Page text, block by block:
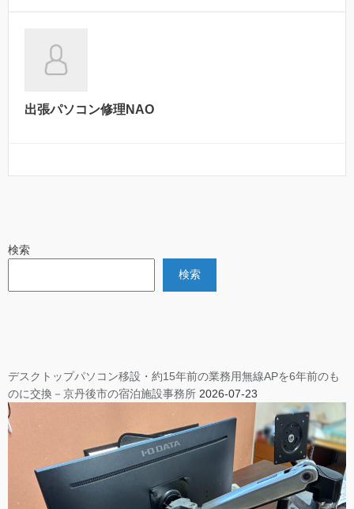
出張パソコン修理NAO
検索
検索
デスクトップパソコン移設・約15年前の業務用無線APを6年前のも
のに交換－京丹後市の宿泊施設事務所 2026-07-23